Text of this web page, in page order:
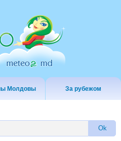
Молдовы За рубежом